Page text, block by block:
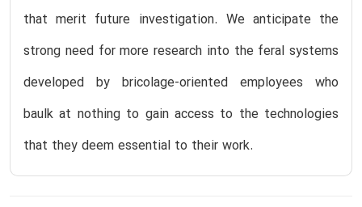
that merit future investigation. We anticipate the
strong need for more research into the feral systems
developed by bricolage-oriented employees who
baulk at nothing to gain access to the technologies
that they deem essential to their work.